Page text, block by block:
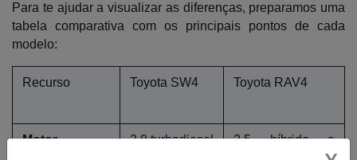
Para te ajudar a visualizar as diferenças, preparamos uma
tabela comparativa com os principais pontos de cada
modelo:
Recurso Toyota SW4 Toyota RAV4
Motor 2.8 turbodiesel
2.5 híbrido a